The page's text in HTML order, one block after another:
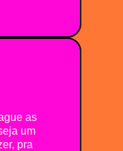
as
um
pra